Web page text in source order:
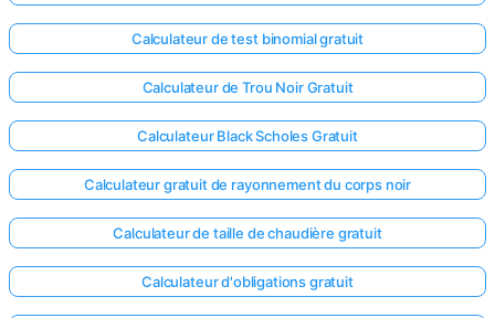
Connectez-
Calculateur de test binomial gratuit
Calculateur de Trou Noir Gratuit
Calculateur Black Scholes Gratuit
Calculateur gratuit de rayonnement du corps noir
Calculateur de taille de chaudière gratuit
Calculateur d'obligations gratuit